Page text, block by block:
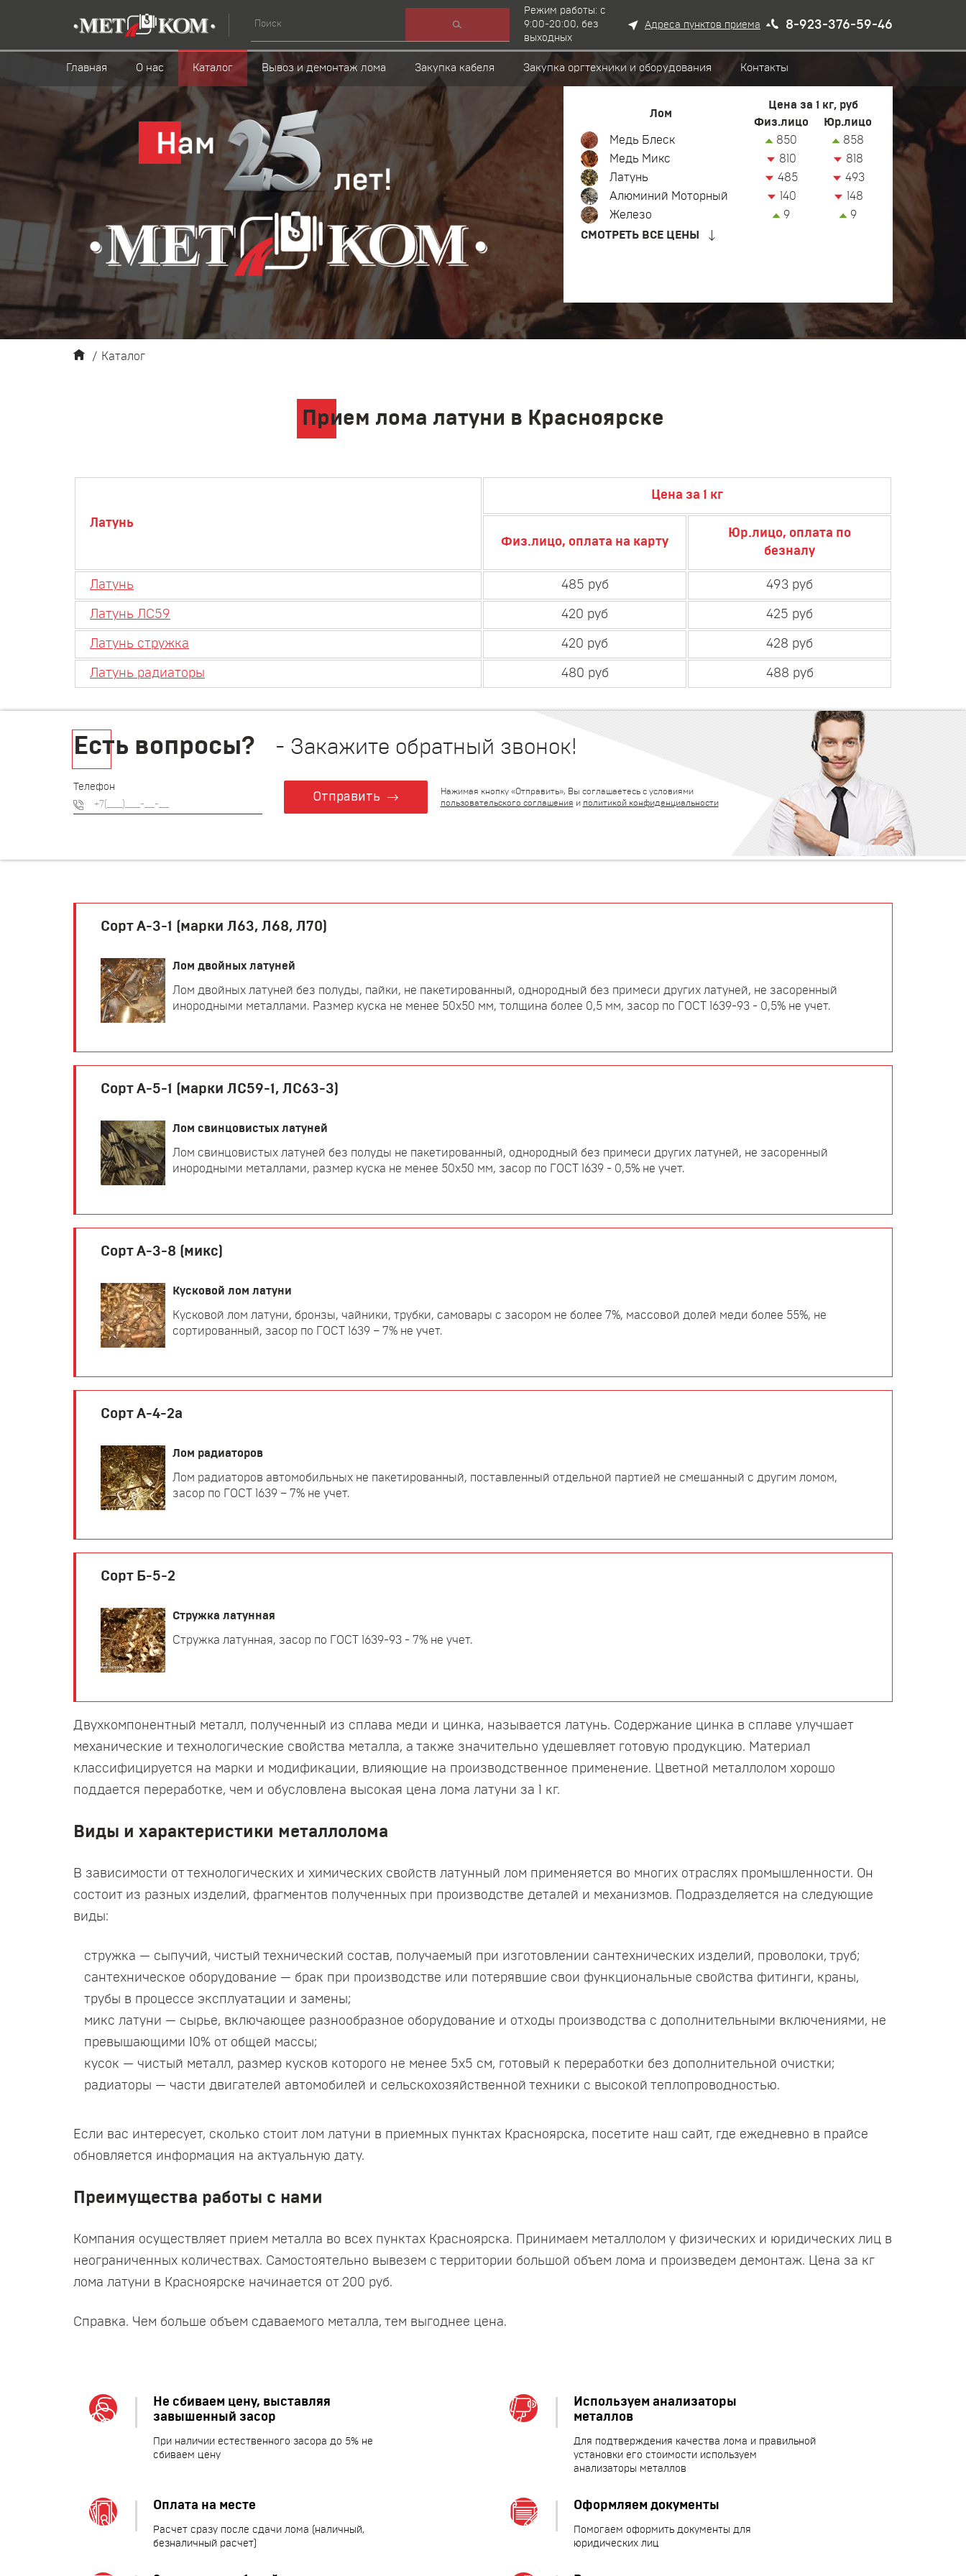
Режим работы: с
9:00-20:00, без
выходных
Адреса пунктов приема 8-923-376-59-46
Главная О нас Каталог Вывоз и демонтаж лома Закупка кабеля Закупка оргтехники и оборудования Контакты
Лом
Цена за 1 кг, руб
Физ.лицо
Юр.лицо
Медь Блеск
850
858
Медь Микс
810
818
Латунь
485
493
Алюминий Моторный
140
148
Железо
9
9
СМОТРЕТЬ ВСЕ ЦЕНЫ
/ Каталог
Прием лома латуни в Красноярске
Латунь
Цена за 1 кг
Физ.лицо, оплата на карту
Юр.лицо, оплата по
безналу
Латунь 485 руб 493 руб
Латунь ЛС59 420 руб 425 руб
Латунь стружка 420 руб 428 руб
Латунь радиаторы 480 руб 488 руб
Есть вопросы? - Закажите обратный звонок!
Телефон
Отправить
Нажимая кнопку «Отправить», Вы соглашаетесь с условиями
пользовательского соглашения и политикой конфиденциальности
Сорт А-3-1 (марки Л63, Л68, Л70)
Лом двойных латуней
Лом двойных латуней без полуды, пайки, не пакетированный, однородный без примеси других латуней, не засоренный
инородными металлами. Размер куска не менее 50х50 мм, толщина более 0,5 мм, засор по ГОСТ 1639-93 - 0,5% не учет.
Сорт А-5-1 (марки ЛС59-1, ЛС63-3)
Лом свинцовистых латуней
Лом свинцовистых латуней без полуды не пакетированный, однородный без примеси других латуней, не засоренный
инородными металлами, размер куска не менее 50х50 мм, засор по ГОСТ 1639 - 0,5% не учет.
Сорт А-3-8 (микс)
Кусковой лом латуни
Кусковой лом латуни, бронзы, чайники, трубки, самовары с засором не более 7%, массовой долей меди более 55%, не
сортированный, засор по ГОСТ 1639 – 7% не учет.
Сорт А-4-2а
Лом радиаторов
Лом радиаторов автомобильных не пакетированный, поставленный отдельной партией не смешанный с другим ломом,
засор по ГОСТ 1639 – 7% не учет.
Сорт Б-5-2
Стружка латунная
Стружка латунная, засор по ГОСТ 1639-93 - 7% не учет.
Двухкомпонентный металл, полученный из сплава меди и цинка, называется латунь. Содержание цинка в сплаве улучшает
механические и технологические свойства металла, а также значительно удешевляет готовую продукцию. Материал
классифицируется на марки и модификации, влияющие на производственное применение. Цветной металлолом хорошо
поддается переработке, чем и обусловлена высокая цена лома латуни за 1 кг.
Виды и характеристики металлолома
В зависимости от технологических и химических свойств латунный лом применяется во многих отраслях промышленности. Он
состоит из разных изделий, фрагментов полученных при производстве деталей и механизмов. Подразделяется на следующие
виды:
стружка — сыпучий, чистый технический состав, получаемый при изготовлении сантехнических изделий, проволоки, труб;
сантехническое оборудование — брак при производстве или потерявшие свои функциональные свойства фитинги, краны,
трубы в процессе эксплуатации и замены;
микс латуни — сырье, включающее разнообразное оборудование и отходы производства с дополнительными включениями, не
превышающими 10% от общей массы;
кусок — чистый металл, размер кусков которого не менее 5х5 см, готовый к переработки без дополнительной очистки;
радиаторы — части двигателей автомобилей и сельскохозяйственной техники с высокой теплопроводностью.
Если вас интересует, сколько стоит лом латуни в приемных пунктах Красноярска, посетите наш сайт, где ежедневно в прайсе
обновляется информация на актуальную дату.
Преимущества работы с нами
Компания осуществляет прием металла во всех пунктах Красноярска. Принимаем металлолом у физических и юридических лиц в
неограниченных количествах. Самостоятельно вывезем с территории большой объем лома и произведем демонтаж. Цена за кг
лома латуни в Красноярске начинается от 200 руб.
Справка. Чем больше объем сдаваемого металла, тем выгоднее цена.
Не сбиваем цену, выставляя
завышенный засор
При наличии естественного засора до 5% не
сбиваем цену
Используем анализаторы
металлов
Для подтверждения качества лома и правильной
установки его стоимости используем
анализаторы металлов
Оплата на месте
Расчет сразу после сдачи лома (наличный,
безналичный расчет)
Оформляем документы
Помогаем оформить документы для
юридических лиц